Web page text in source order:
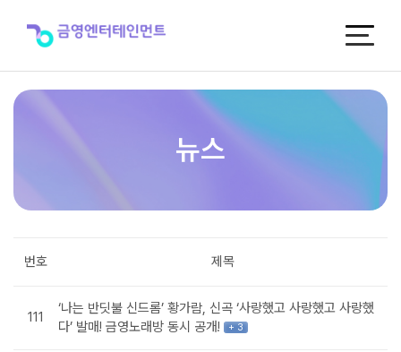
뉴스
번호 제목
111
‘나는 반딧불 신드롬’ 황가람, 신곡 ‘사랑했고 사랑했고 사랑했
다’ 발매! 금영노래방 동시 공개!
+ 3